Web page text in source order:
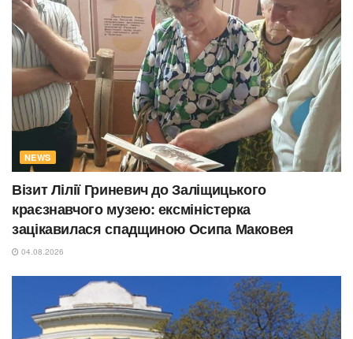
NEWS
Візит Лілії Гриневич до Заліщицького
краєзнавчого музею: ексміністерка
зацікавилася спадщиною Осипа Маковея
04.08.2026